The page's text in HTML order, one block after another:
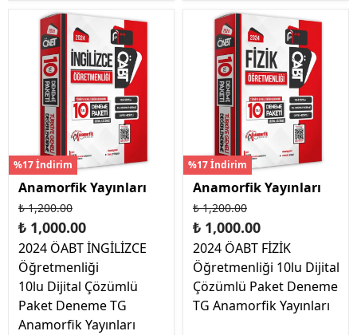
%17 İndirim
Anamorfik Yayınları
₺ 1,200.00
₺ 1,000.00
2024 ÖABT İNGİLİZCE
Öğretmenliği
10lu Dijital Çözümlü
Paket Deneme TG
Anamorfik Yayınları
%17 İndirim
Anamorfik Yayınları
₺ 1,200.00
₺ 1,000.00
2024 ÖABT FİZİK
Öğretmenliği 10lu Dijital
Çözümlü Paket Deneme
TG Anamorfik Yayınları